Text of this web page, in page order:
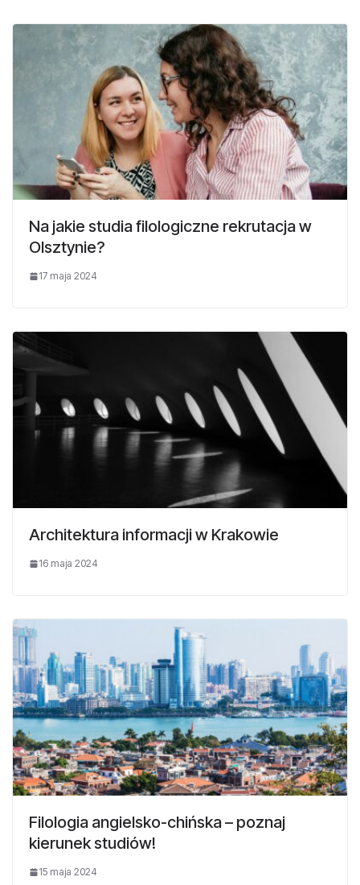
Na jakie studia filologiczne rekrutacja w
Olsztynie?
17 maja 2024
Architektura informacji w Krakowie
16 maja 2024
Filologia angielsko-chińska – poznaj
kierunek studiów!
15 maja 2024